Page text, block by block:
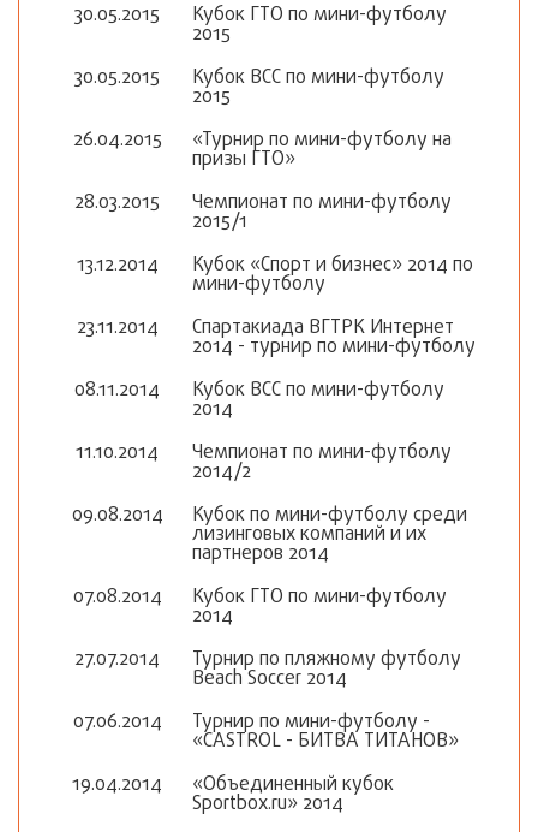
30.05.2015
Кубок ГТО по мини-футболу
2015
30.05.2015
Кубок ВСС по мини-футболу
2015
26.04.2015
«Турнир по мини-футболу на
призы ГТО»
28.03.2015
Чемпионат по мини-футболу
2015/1
13.12.2014
Кубок «Спорт и бизнес» 2014 по
мини-футболу
23.11.2014
Спартакиада ВГТРК Интернет
2014 - турнир по мини-футболу
08.11.2014
Кубок ВСС по мини-футболу
2014
11.10.2014
Чемпионат по мини-футболу
2014/2
09.08.2014
Кубок по мини-футболу среди
лизинговых компаний и их
партнеров 2014
07.08.2014
Кубок ГТО по мини-футболу
2014
27.07.2014
Турнир по пляжному футболу
Beach Soccer 2014
07.06.2014
Турнир по мини-футболу -
«CASTROL - БИТВА ТИТАНОВ»
19.04.2014
«Объединенный кубок
Sportbox.ru» 2014